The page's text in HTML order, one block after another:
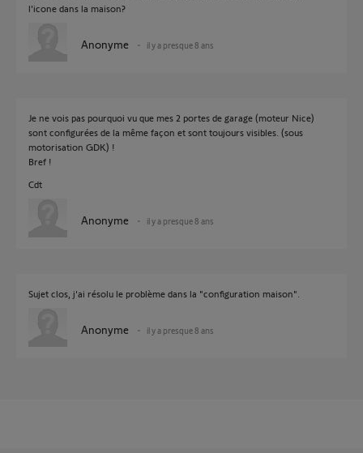
l'icone dans la maison?
Anonyme il y a presque 8 ans
Je ne vois pas pourquoi vu que mes 2 portes de garage (moteur Nice)
sont configurées de la même façon et sont toujours visibles. (sous
motorisation GDK) !
Bref !
Cdt
Anonyme il y a presque 8 ans
Sujet clos, j'ai résolu le problème dans la "configuration maison".
Anonyme il y a presque 8 ans